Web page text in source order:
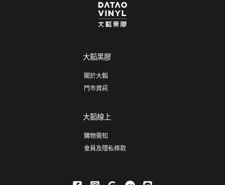
大韜黑膠
關於大韜
門市資訊
大韜線上
購物需知
會員及隱私條款